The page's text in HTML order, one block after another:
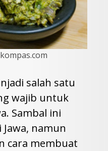
salah satu
wajib untuk
Sambal ini
namun
cara membuat